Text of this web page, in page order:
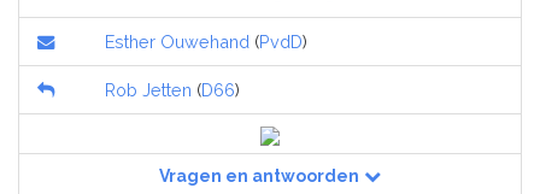
Esther Ouwehand (PvdD)
Rob Jetten (D66)
Vragen en antwoorden